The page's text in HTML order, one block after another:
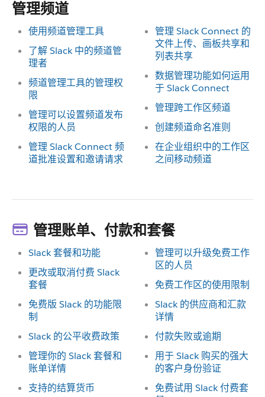
管理频道
使用频道管理工具
了解 Slack 中的频道管
理者
频道管理工具的管理权
限
管理可以设置频道发布
权限的人员
管理 Slack Connect 频
道批准设置和邀请请求
管理 Slack Connect 的
文件上传、画板共享和
列表共享
数据管理功能如何运用
于 Slack Connect
管理跨工作区频道
创建频道命名准则
在企业组织中的工作区
之间移动频道
管理账单、付款和套餐
Slack 套餐和功能
更改或取消付费 Slack
套餐
免费版 Slack 的功能限
制
Slack 的公平收费政策
管理你的 Slack 套餐和
账单详情
支持的结算货币
管理可以升级免费工作
区的人员
免费工作区的使用限制
Slack 的供应商和汇款
详情
付款失败或逾期
用于 Slack 购买的强大
的客户身份验证
免费试用 Slack 付费套